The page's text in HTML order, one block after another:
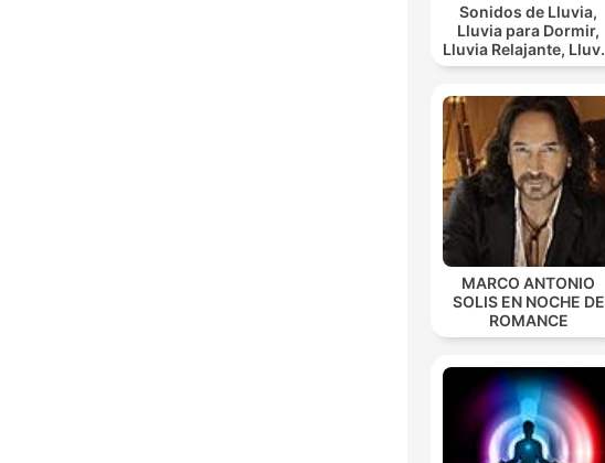
Sonidos de Lluvia,
Lluvia para Dormir,
Lluvia Relajante, Lluvia
Suave, Lluvia Para
MARCO ANTONIO
SOLIS EN NOCHE DE
ROMANCE